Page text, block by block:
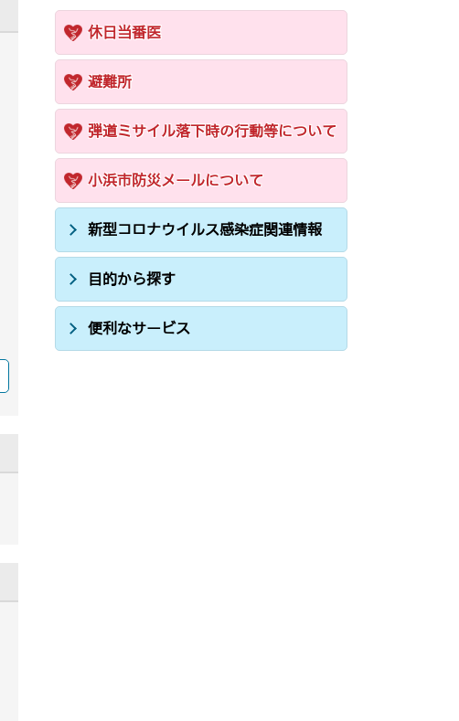
休日当番医
避難所
弾道ミサイル落下時の行動等について
小浜市防災メールについて
新型コロナウイルス感染症関連情報
目的から探す
便利なサービス